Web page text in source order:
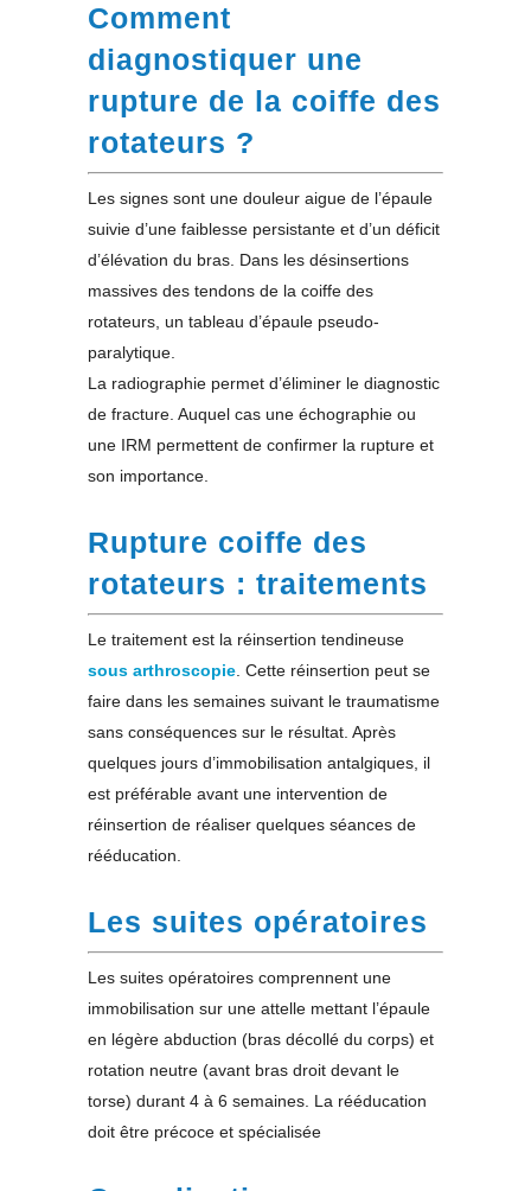
Comment
diagnostiquer une
rupture de la coiffe des
rotateurs ?
Les signes sont une douleur aigue de l’épaule
suivie d’une faiblesse persistante et d’un déficit
d’élévation du bras. Dans les désinsertions
massives des tendons de la coiffe des
rotateurs, un tableau d’épaule pseudo-
paralytique.
La radiographie permet d’éliminer le diagnostic
de fracture. Auquel cas une échographie ou
une IRM permettent de confirmer la rupture et
son importance.
Rupture coiffe des
rotateurs : traitements
Le traitement est la réinsertion tendineuse
sous arthroscopie . Cette réinsertion peut se
faire dans les semaines suivant le traumatisme
sans conséquences sur le résultat. Après
quelques jours d’immobilisation antalgiques, il
est préférable avant une intervention de
réinsertion de réaliser quelques séances de
rééducation.
Les suites opératoires
Les suites opératoires comprennent une
immobilisation sur une attelle mettant l’épaule
en légère abduction (bras décollé du corps) et
rotation neutre (avant bras droit devant le
torse) durant 4 à 6 semaines. La rééducation
doit être précoce et spécialisée